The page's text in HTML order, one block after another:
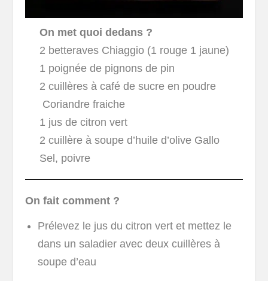
On met quoi dedans ?
2 betteraves Chiaggio (1 rouge 1 jaune)
1 poignée de pignons de pin
2 cuillères à café de sucre en poudre
Coriandre fraiche
1 jus de citron vert
2 cuillère à soupe d’huile d’olive Gallo
Sel, poivre
On fait comment ?
Prélevez le jus du citron vert et mettez le
dans un saladier avec deux cuillères à
soupe d’eau